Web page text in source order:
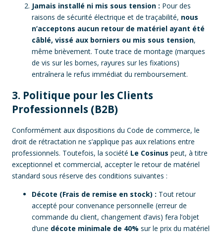
Jamais installé ni mis sous tension : Pour des
raisons de sécurité électrique et de traçabilité, nous
n’acceptons aucun retour de matériel ayant été
câblé, vissé aux borniers ou mis sous tension,
même brièvement. Toute trace de montage (marques
de vis sur les bornes, rayures sur les fixations)
entraînera le refus immédiat du remboursement.
3. Politique pour les Clients
Professionnels (B2B)
Conformément aux dispositions du Code de commerce, le
droit de rétractation ne s’applique pas aux relations entre
professionnels. Toutefois, la société Le Cosinus peut, à titre
exceptionnel et commercial, accepter le retour de matériel
standard sous réserve des conditions suivantes :
Décote (Frais de remise en stock) : Tout retour
accepté pour convenance personnelle (erreur de
commande du client, changement d’avis) fera l’objet
d’une décote minimale de 40% sur le prix du matériel